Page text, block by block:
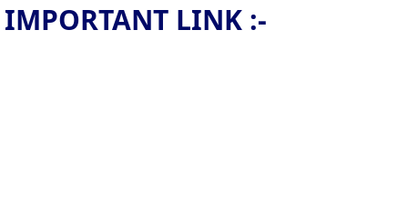
IMPORTANT LINK :-